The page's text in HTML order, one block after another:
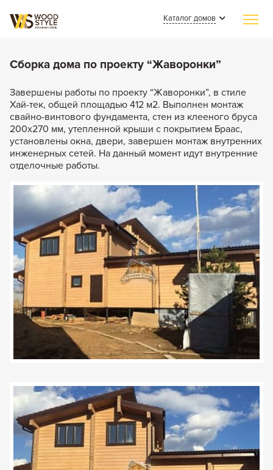
Каталог домов
Из клееного бруса
Из бревна
Комбинированные
Наши работы
СМИ о нас
Полезные статьи
О компании
Контакты
Задать вопрос
+7 (495) 120-99-80
8 (800) 600-42-03
Каталог домов
Сборка дома по проекту “Жаворонки”
Завершены работы по проекту “Жаворонки”, в стиле
Хай-тек, общей площадью 412 м2. Выполнен монтаж
свайно-винтового фундамента, стен из клееного бруса
200х270 мм, утепленной крыши с покрытием Браас,
установлены окна, двери, завершен монтаж внутренних
инженерных сетей. На данный момент идут внутренние
отделочные работы.